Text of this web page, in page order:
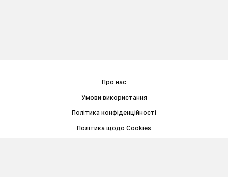
Про нас
Умови використання
Політика конфіденційності
Політика щодо Cookies